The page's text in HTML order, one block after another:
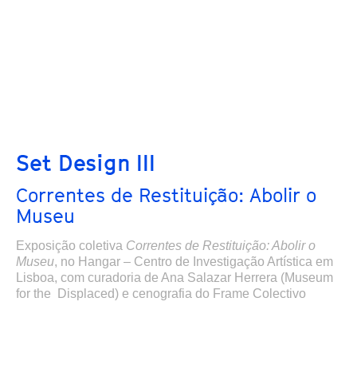
Set Design III
Correntes de Restituição: Abolir o
Museu
Exposição coletiva Correntes de Restituição: Abolir o
Museu, no Hangar – Centro de Investigação Artística em
Lisboa, com curadoria de Ana Salazar Herrera (Museum
for the Displaced) e cenografia do Frame Colectivo